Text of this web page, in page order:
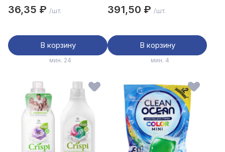
36,35 ₽ /шт.
В корзину
мин. 24
391,50 ₽ /шт.
В корзину
мин. 4